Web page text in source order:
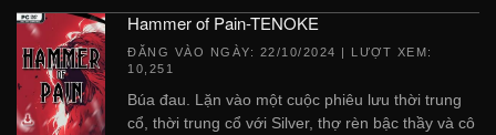
Hammer of Pain-TENOKE
ĐĂNG VÀO NGÀY: 22/10/2024 | LƯỢT XEM:
10,251
Búa đau. Lặn vào một cuộc phiêu lưu thời trung
cổ, thời trung cổ với Silver, thợ rèn bậc thầy và cô